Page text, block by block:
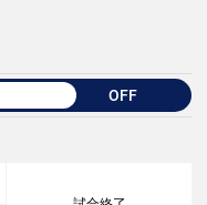
OFF